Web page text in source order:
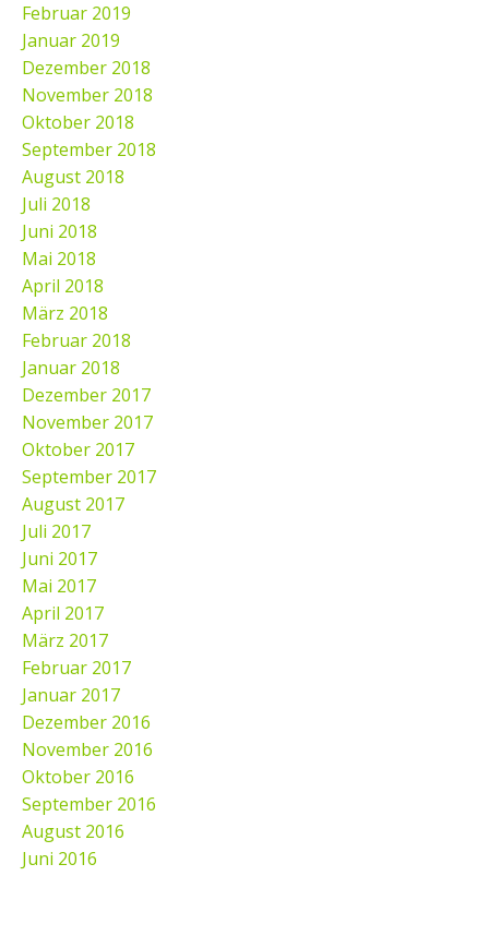
Februar 2019
Januar 2019
Dezember 2018
November 2018
Oktober 2018
September 2018
August 2018
Juli 2018
Juni 2018
Mai 2018
April 2018
März 2018
Februar 2018
Januar 2018
Dezember 2017
November 2017
Oktober 2017
September 2017
August 2017
Juli 2017
Juni 2017
Mai 2017
April 2017
März 2017
Februar 2017
Januar 2017
Dezember 2016
November 2016
Oktober 2016
September 2016
August 2016
Juni 2016